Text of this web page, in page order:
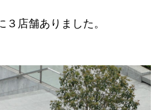
店舗ありました。